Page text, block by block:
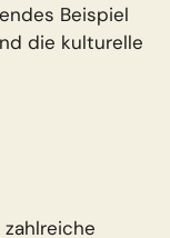
Beispiel
die kulturelle